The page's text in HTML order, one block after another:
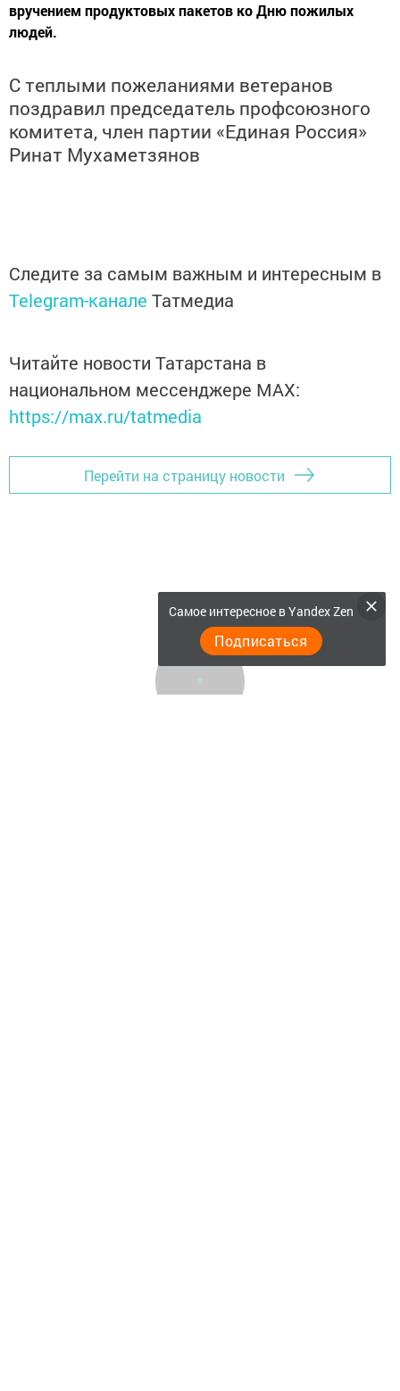
вручением продуктовых пакетов ко Дню пожилых
людей.
С теплыми пожеланиями ветеранов
поздравил председатель профсоюзного
комитета, член партии «Единая Россия»
Ринат Мухаметзянов
Следите за самым важным и интересным в
Telegram-канале Татмедиа
Читайте новости Татарстана в
национальном мессенджере MАХ:
https://max.ru/tatmedia
Перейти на страницу новости
Самое интересное в Yandex Zen
Подписаться